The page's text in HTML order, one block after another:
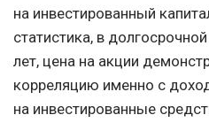
на инвестированный
статистика, в
лет, цена на акции
корреляцию именно с
на инвестированные